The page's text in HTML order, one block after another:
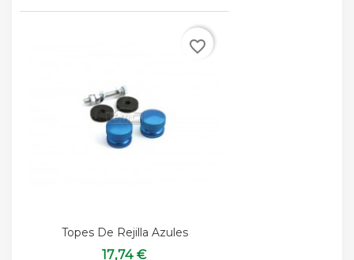
Topes De Rejilla Azules
17,74 €
favorite_border